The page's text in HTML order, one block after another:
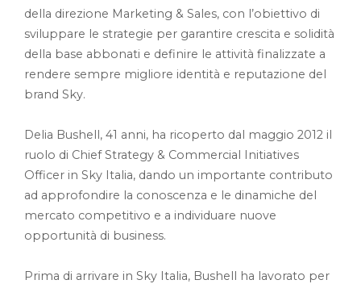
della direzione Marketing & Sales, con l’obiettivo di
sviluppare le strategie per garantire crescita e solidità
della base abbonati e definire le attività finalizzate a
rendere sempre migliore identità e reputazione del
brand Sky.
Delia Bushell, 41 anni, ha ricoperto dal maggio 2012 il
ruolo di Chief Strategy & Commercial Initiatives
Officer in Sky Italia, dando un importante contributo
ad approfondire la conoscenza e le dinamiche del
mercato competitivo e a individuare nuove
opportunità di business.
Prima di arrivare in Sky Italia, Bushell ha lavorato per